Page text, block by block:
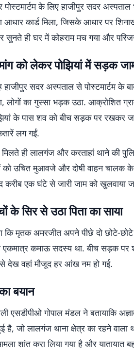
के लिए हाजीपुर सदर
कार्ड मिला, जिसके आधार पर
सुनते ही घर में कोहराम मच गया और
को लेकर पोझियां में सड़क
हाजीपुर सदर अस्पताल से पोस्टमार्टम
लोगों का गुस्सा भड़क उठा. आक्रोशित
के पास शव को बीच सड़क पर रखकर
लग गईं.
ही लालगंज और करताहां थाने की
को उचित मुआवजे और दोषी वाहन चालक के
करीब एक घंटे से जारी जाम को
के सिर से उठा पिता का साया
कि मृतक अमरजीत अपने पीछे दो छोटे-
एकमात्र कमाऊ सदस्य था. बीच सड़क पर
देख वहां मौजूद हर आंख नम हो गई.
बयान
एसडीपीओ गोपाल मंडल ने बतायाकि
है, जो लालगंज थाना क्षेत्र का रहने
शांत करा लिया गया है और यातायात